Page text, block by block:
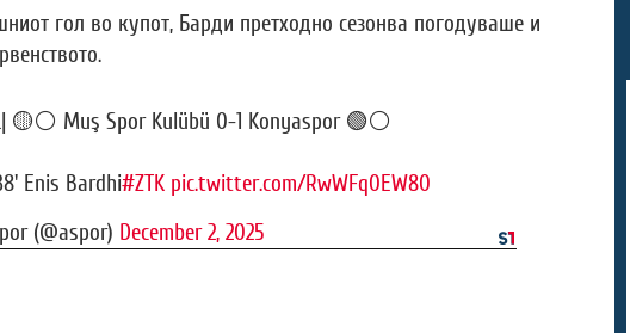
гол во купот, Барди претходно сезонва погодуваше и
🟡⚪️ Muş Spor Kulübü 0-1 Konyaspor 🟢⚪️
Enis Bardhi#ZTK pic.twitter.com/RwWFq0EW80
(@aspor) December 2, 2025